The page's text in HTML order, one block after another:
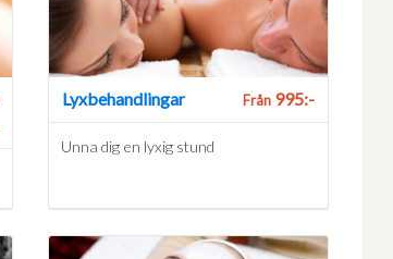
Lyxbehandlingar Från995:-
Unna dig en lyxig stund